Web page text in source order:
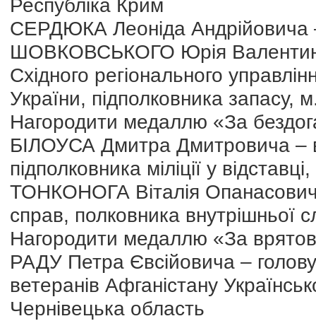
Республіка Крим
СЕРДЮКА Леоніда Андрійовича
ШОВКОВСЬКОГО Юрія
Східного регіонального
України, підполковника запасу,
Нагородити медаллю «За
БІЛОУСА Дмитра Дмитровича –
підполковника міліції у
ТОНКОНОГА Віталія
справ, полковника внутрішньої
Нагородити медаллю «За
РАДУ Петра Євсійовича – голову
ветеранів Афганістану
Чернівецька область